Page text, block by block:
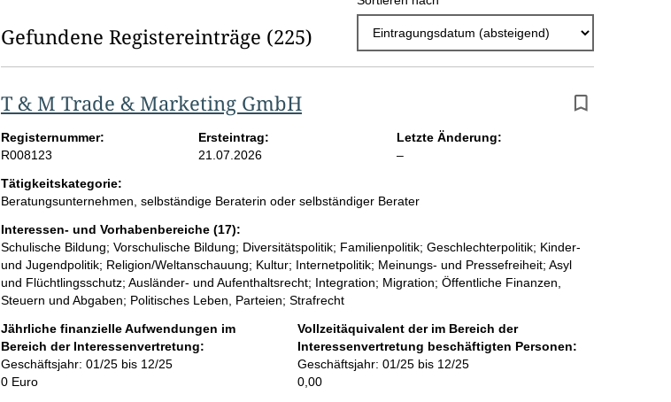
e
s
e
p
r
o
S
Gefundene Registereinträge (225)
T & M Trade & Marketing GmbH
Registernummer:
R008123
Ersteintrag:
21.07.2026
Letzte Änderung:
–l
r
Tätigkeitskategorie:
Beratungsunternehmen, selbständige Beraterin oder selbständiger Berater
Interessen- und Vorhabenbereiche (17):
Schulische Bildung; Vorschulische Bildung; Diversitätspolitik; Familienpolitik; Geschlechterpolitik; Kinder-
und Jugendpolitik; Religion/Weltanschauung; Kultur; Internetpolitik; Meinungs- und Pressefreiheit; Asyl
und Flüchtlingsschutz; Ausländer- und Aufenthaltsrecht; Integration; Migration; Öffentliche Finanzen,
Steuern und Abgaben; Politisches Leben, Parteien; Strafrecht
Jährliche finanzielle Aufwendungen im
Bereich der Interessenvertretung:
Geschäftsjahr: 01/25 bis 12/25
0 Euro
Vollzeitäquivalent der im Bereich der
Interessenvertretung beschäftigten Personen:
Geschäftsjahr: 01/25 bis 12/25
0,00